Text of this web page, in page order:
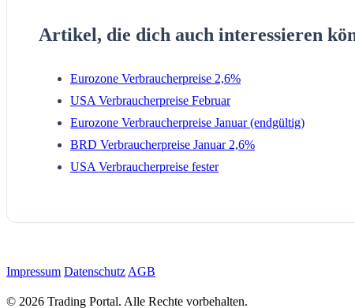
Artikel, die dich auch interessieren
Eurozone Verbraucherpreise 2,6%
USA Verbraucherpreise Februar
Eurozone Verbraucherpreise Januar (endgültig)
BRD Verbraucherpreise Januar 2,6%
USA Verbraucherpreise fester
Impressum Datenschutz AGB
© 2026 Trading Portal. Alle Rechte vorbehalten.